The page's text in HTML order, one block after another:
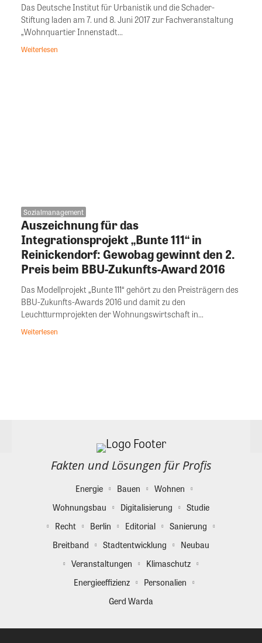
Das Deutsche Institut für Urbanistik und die Schader-
Stiftung laden am 7. und 8. Juni 2017 zur Fachveranstaltung
„Wohnquartier Innenstadt...
Weiterlesen
Sozialmanagement
Auszeichnung für das
Integrationsprojekt „Bunte 111“ in
Reinickendorf: Gewobag gewinnt den 2.
Preis beim BBU-Zukunfts-Award 2016
Das Modellprojekt „Bunte 111“ gehört zu den Preisträgern des
BBU-Zukunfts-Awards 2016 und damit zu den
Leuchtturmprojekten der Wohnungswirtschaft in...
Weiterlesen
Fakten und Lösungen für Profis
Energie Bauen
Wohnen
Wohnungsbau
Digitalisierung
Studie
Recht
Berlin Editorial
Sanierung
Breitband
Stadtentwicklung
Neubau
Veranstaltungen
Klimaschutz
Energieeffizienz
Personalien
Gerd Warda